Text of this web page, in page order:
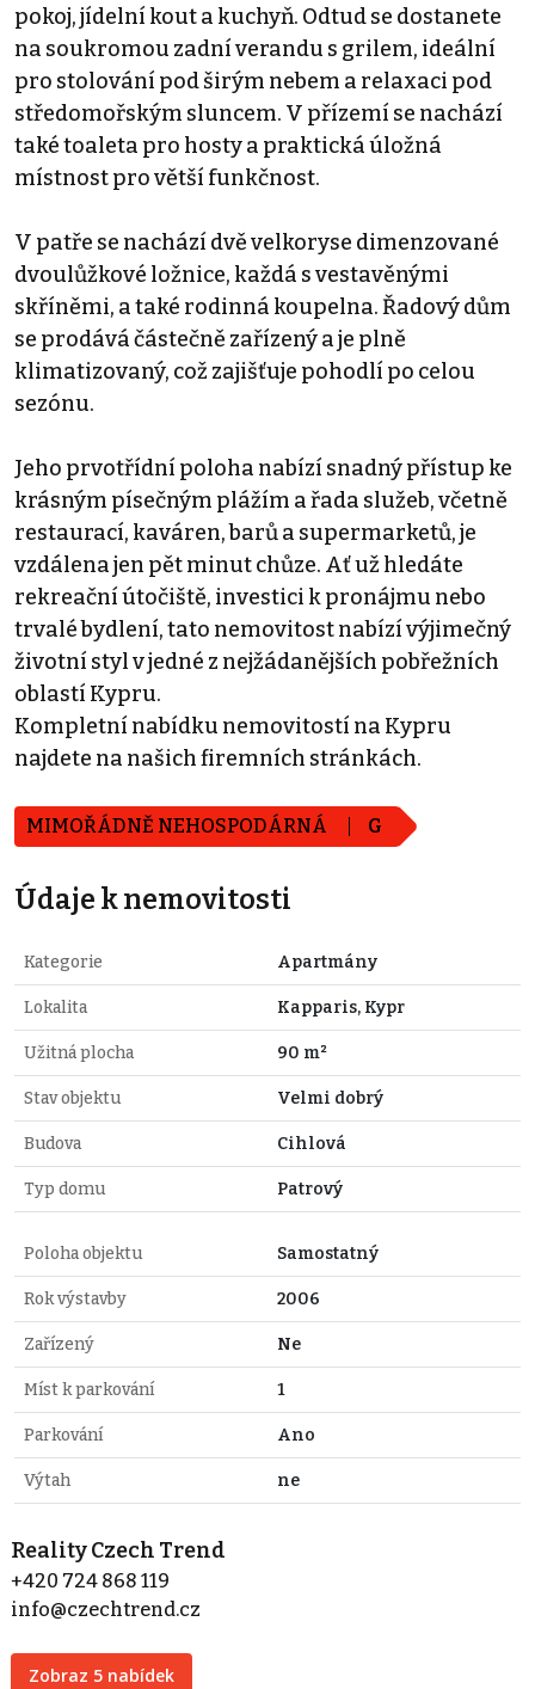
pokoj, jídelní kout a kuchyň. Odtud se dostanete
na soukromou zadní verandu s grilem, ideální
pro stolování pod širým nebem a relaxaci pod
středomořským sluncem. V přízemí se nachází
také toaleta pro hosty a praktická úložná
místnost pro větší funkčnost.
V patře se nachází dvě velkoryse dimenzované
dvoulůžkové ložnice, každá s vestavěnými
skříněmi, a také rodinná koupelna. Řadový dům
se prodává částečně zařízený a je plně
klimatizovaný, což zajišťuje pohodlí po celou
sezónu.
Jeho prvotřídní poloha nabízí snadný přístup ke
krásným písečným plážím a řada služeb, včetně
restaurací, kaváren, barů a supermarketů, je
vzdálena jen pět minut chůze. Ať už hledáte
rekreační útočiště, investici k pronájmu nebo
trvalé bydlení, tato nemovitost nabízí výjimečný
životní styl v jedné z nejžádanějších pobřežních
oblastí Kypru.
Kompletní nabídku nemovitostí na Kypru
najdete na našich firemních stránkách.
MIMOŘÁDNĚ NEHOSPODÁRNÁ G
Údaje k nemovitosti
Kategorie Apartmány
Lokalita Kapparis, Kypr
Užitná plocha 90 m²
Stav objektu Velmi dobrý
Budova Cihlová
Typ domu Patrový
Poloha objektu Samostatný
Rok výstavby 2006
Zařízený Ne
Míst k parkování 1
Parkování Ano
Výtah ne
Reality Czech Trend
+420 724 868 119
info@czechtrend.cz
Zobraz 5 nabídek